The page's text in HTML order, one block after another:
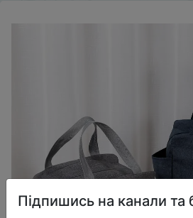
Підпишись на канали та